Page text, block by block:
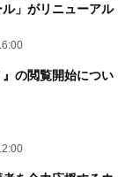
ル」がリニューアル
』の閲覧開始につい